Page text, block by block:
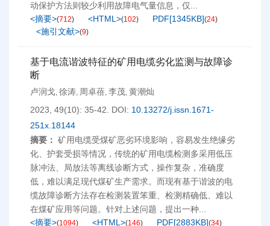
动保护方法则较少利用故障电气量信息，仅...
<摘要>(712) <HTML>(102) PDF[1345KB](24)
<施引文献>(9)
基于电流谐波特征的矿用电缆劣化监测与故障诊
断
卢润戈, 徐涛, 周卓蓓, 李茂, 黄潮灿
2023, 49(10): 35-42.
DOI: 10.13272/j.issn.1671-
251x.18144
摘要： 矿用电缆受煤矿恶劣环境影响，容易发生绝缘劣
化、护套受损等情况，传统的矿用电缆检测多采用低压
脉冲法、局放法等离线诊断方式，操作复杂，准确度
低，难以满足现代煤矿生产需求。而现有基于谐波的电
缆故障诊断方法存在检测装置笨重、检测精确低、难以
在煤矿应用等问题。针对上述问题，提出一种...
<摘要>(1094) <HTML>(146) PDF[2883KB](34)